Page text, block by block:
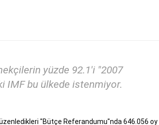
yüzde 92.1'i "2007
IMF bu ülkede istenmiyor.
"Bütçe Referandumu"nda 646.056 oy